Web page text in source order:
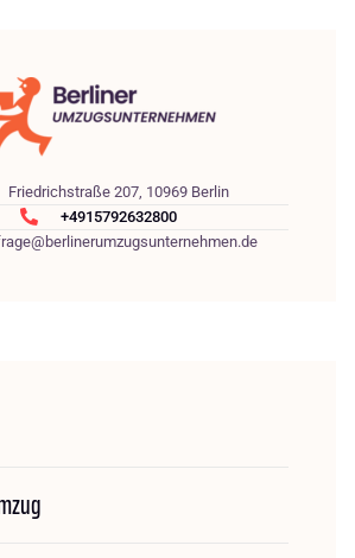
Friedrichstraße 207, 10969 Berlin
+4915792632800